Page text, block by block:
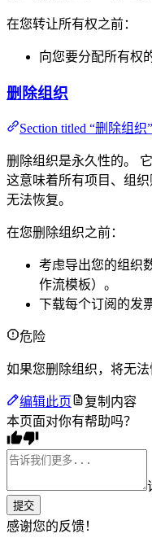
在您转让所有权之前：
向您要分配所有权
删除组织
Section titled “删除组织”
删除组织是永久性的。
这意味着所有项目、组
无法恢复。
在您删除组织之前：
考虑导出您的组织
作流模板）。
下载每个订阅的发
危险
如果您删除组织，将无法
编辑此页
复制内容
本页面对你有帮助吗？
提交
感谢您的反馈！